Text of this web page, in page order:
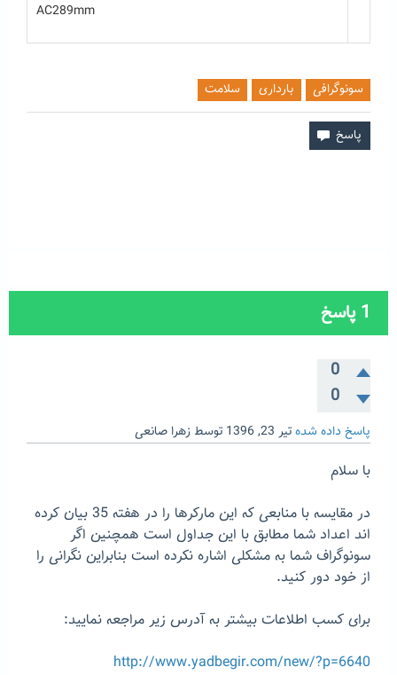
AC289mm
سونوگرافی بارداری سلامت
1پاسخ
0
0
پاسخ داده شدهتیر 23, 1396 توسط زهرا صانعی
با سلام
در مقایسه با منابعی که این مارکرها را در هفته 35 بیان کرده
اند اعداد شما مطابق با این جداول است همچنین اگر
سونوگراف شما به مشکلی اشاره نکرده است بنابراین نگرانی را
از خود دور کنید.
برای کسب اطلاعات بیشتر به آدرس زیر مراجعه نمایید:
http://www.yadbegir.com/new/?p=6640